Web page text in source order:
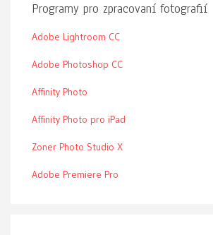
Programy pro zpracovaní fotografií
Adobe Lightroom CC
Adobe Photoshop CC
Affinity Photo
Affinity Photo pro iPad
Zoner Photo Studio X
Adobe Premiere Pro